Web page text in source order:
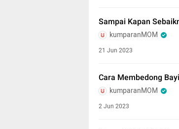
Sampai Kapan
kumparanMOM
21 Jun 2023
Cara Membedong
kumparanMOM
2 Jun 2023